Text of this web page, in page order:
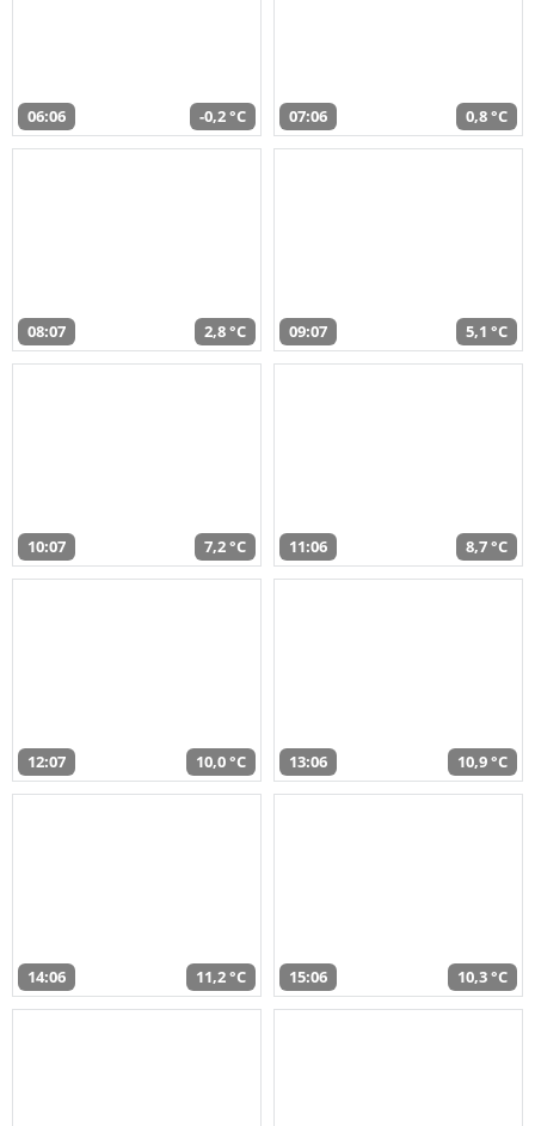
06:06 -0,2 °C 07:06 0,8 °C
08:07 2,8 °C 09:07 5,1 °C
10:07 7,2 °C 11:06 8,7 °C
12:07 10,0 °C 13:06 10,9 °C
14:06 11,2 °C 15:06 10,3 °C